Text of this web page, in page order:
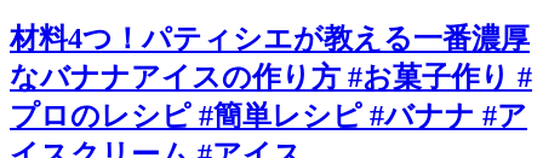
材料4つ！パティシエが教える一番濃厚
なバナナアイスの作り方 #お菓子作り #
プロのレシピ #簡単レシピ #バナナ #ア